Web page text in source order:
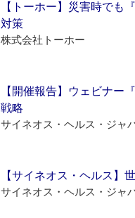
【トーホー】災害時で
対策
株式会社トーホー
【開催報告】ウェビナー
戦略
サイネオス・ヘルス・ジャ
【サイネオス・ヘルス】
サイネオス・ヘルス・ジャ